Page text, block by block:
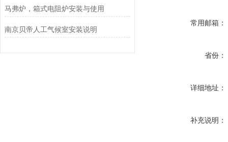
马弗炉，箱式电阻炉安装与使用
南京贝帝人工气候室安装说明
常用邮箱：
省份：
详细地址：
补充说明：